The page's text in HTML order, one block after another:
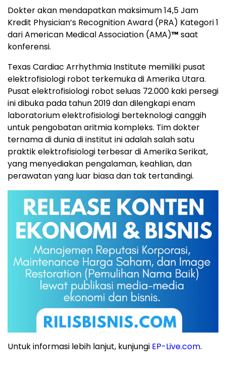
Dokter akan mendapatkan maksimum 14,5 Jam
Kredit Physician’s Recognition Award (PRA) Kategori 1
dari American Medical Association (AMA)™ saat
konferensi.
Texas Cardiac Arrhythmia Institute memiliki pusat
elektrofisiologi robot terkemuka di Amerika Utara.
Pusat elektrofisiologi robot seluas 72.000 kaki persegi
ini dibuka pada tahun 2019 dan dilengkapi enam
laboratorium elektrofisiologi berteknologi canggih
untuk pengobatan aritmia kompleks. Tim dokter
ternama di dunia di institut ini adalah salah satu
praktik elektrofisiologi terbesar di Amerika Serikat,
yang menyediakan pengalaman, keahlian, dan
perawatan yang luar biasa dan tak tertandingi.
Untuk informasi lebih lanjut, kunjungi EP-Live.com.